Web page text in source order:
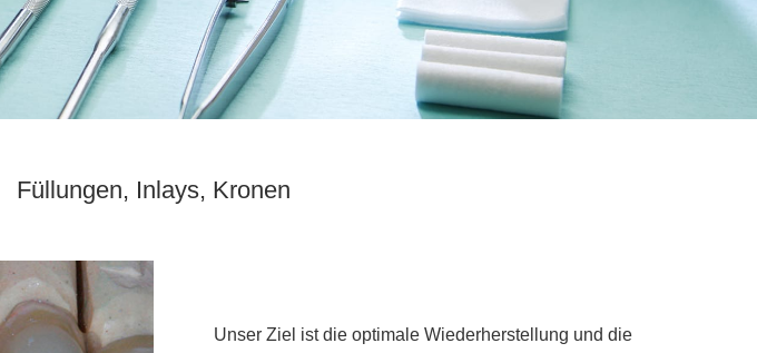
Füllungen, Inlays, Kronen
Unser Ziel ist die optimale Wiederherstellung und die